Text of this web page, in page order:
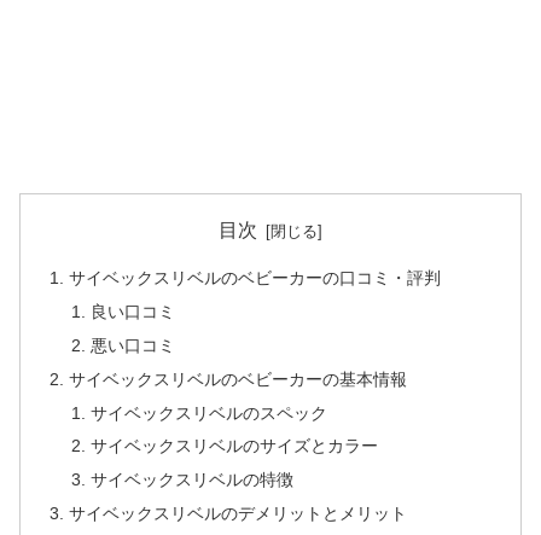
目次
サイベックスリベルのベビーカーの口コミ・評判
良い口コミ
悪い口コミ
サイベックスリベルのベビーカーの基本情報
サイベックスリベルのスペック
サイベックスリベルのサイズとカラー
サイベックスリベルの特徴
サイベックスリベルのデメリットとメリット